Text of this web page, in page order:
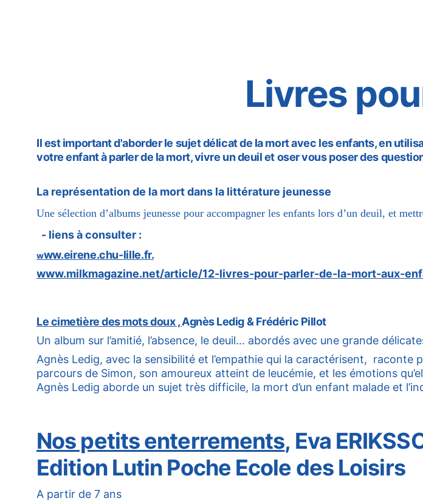
Livres
Il est important d'aborder le sujet délicat de la mort avec les enfants, en
votre enfant à parler de la mort, vivre un deuil et oser vous poser des
La représentation de la mort dans la littérature jeunesse
Une sélection d’albums jeunesse pour accompagner les enfants lors d’un deuil, et
  - liens à consulter :
www.eirene.chu-lille.fr.
www.milkmagazine.net/article/12-livres-pour-parler-de-la-mort-aux-
Le cimetière des mots doux , Agnès Ledig & Frédéric Pillot
Un album sur l’amitié, l’absence, le deuil… abordés avec une grande
Agnès Ledig, avec la sensibilité et l’empathie qui la caractérisent,  raconte
parcours de Simon, son amoureux atteint de leucémie, et les émotions
Agnès Ledig aborde un sujet très difficile, la mort d’un enfant malade et
Nos petits enterrements, Eva
Edition Lutin Poche Ecole des Loisirs
A partir de 7 ans